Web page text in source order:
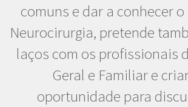
comuns e dar a conhecer
Neurocirurgia, pretende
laços com os profissionais
Geral e Familiar e
oportunidade para